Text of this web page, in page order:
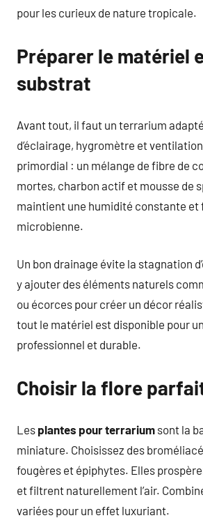
pour les curieux de nature tropicale.
Préparer le matériel
substrat
Avant tout, il faut un terrarium
d’éclairage, hygromètre et
primordial : un mélange de fibre de
mortes, charbon actif et mousse de
maintient une humidité constante et
microbienne.
Un bon drainage évite la stagnation
y ajouter des éléments naturels
ou écorces pour créer un décor
tout le matériel est disponible pour
professionnel et durable.
Choisir la flore
Les plantes pour terrarium sont la
miniature. Choisissez des
fougères et épiphytes. Elles
et filtrent naturellement l’air.
variées pour un effet luxuriant.